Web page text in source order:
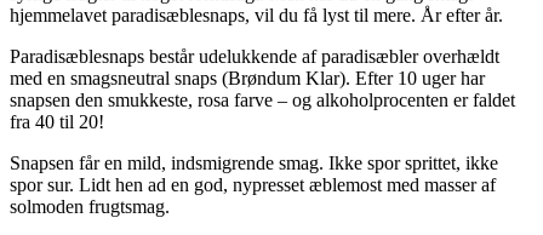
hjemmelavet paradisæblesnaps, vil du få lyst til mere. År efter år.
Paradisæblesnaps består udelukkende af paradisæbler overhældt
med en smagsneutral snaps (Brøndum Klar). Efter 10 uger har
snapsen den smukkeste, rosa farve – og alkoholprocenten er faldet
fra 40 til 20!
Snapsen får en mild, indsmigrende smag. Ikke spor sprittet, ikke
spor sur. Lidt hen ad en god, nypresset æblemost med masser af
solmoden frugtsmag.